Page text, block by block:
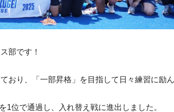
部です！
おり、「一部昇格」を目指して日々練習に励
1位で通過し、入れ替え戦に進出しました。